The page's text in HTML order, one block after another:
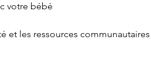
votre bébé
et les ressources communautaires